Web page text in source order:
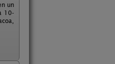
un
10-